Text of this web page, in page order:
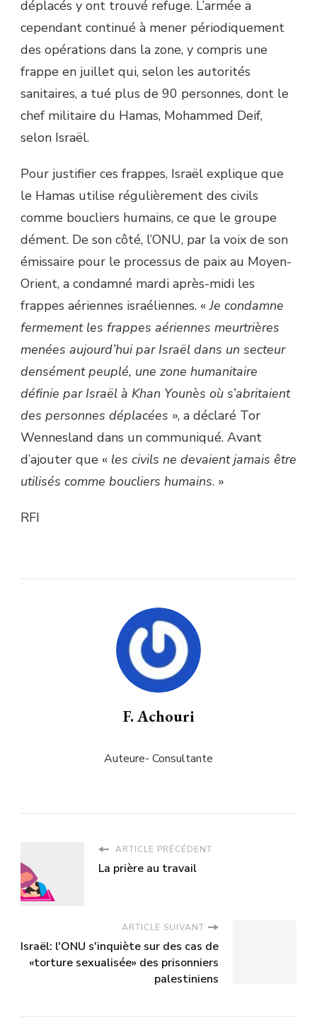
déplacés y ont trouvé refuge. L’armée a
cependant continué à mener périodiquement
des opérations dans la zone, y compris une
frappe en juillet qui, selon les autorités
sanitaires, a tué plus de 90 personnes, dont le
chef militaire du Hamas, Mohammed Deif,
selon Israël.
Pour justifier ces frappes, Israël explique que
le Hamas utilise régulièrement des civils
comme boucliers humains, ce que le groupe
dément. De son côté, l’ONU, par la voix de son
émissaire pour le processus de paix au Moyen-
Orient, a condamné mardi après-midi les
frappes aériennes israéliennes. «Je condamne
fermement les frappes aériennes meurtrières
menées aujourd’hui par Israël dans un secteur
densément peuplé, une zone humanitaire
définie par Israël à Khan Younès où s’abritaient
des personnes déplacées », a déclaré Tor
Wennesland dans un communiqué. Avant
d’ajouter que « les civils ne devaient jamais être
utilisés comme boucliers humains. »
RFI
F. Achouri
Auteure- Consultante
ARTICLE PRÉCÉDENT
La prière au travail
ARTICLE SUIVANT
Israël: l'ONU s'inquiète sur des cas de
«torture sexualisée» des prisonniers
palestiniens